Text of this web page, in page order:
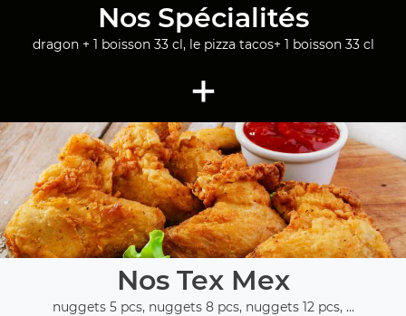
Nos Spécialités
dragon + 1 boisson 33 cl, le pizza tacos+ 1 boisson 33 cl
+
Nos Tex Mex
nuggets 5 pcs, nuggets 8 pcs, nuggets 12 pcs, ...